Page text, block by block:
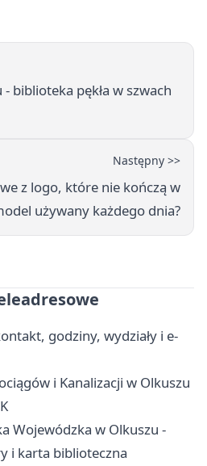
biblioteka pękła w szwach
Następny >>
z logo, które nie kończą w
używany każdego dnia?
godziny, wydziały i e-
i Kanalizacji w Olkuszu
Wojewódzka w Olkuszu -
i karta biblioteczna